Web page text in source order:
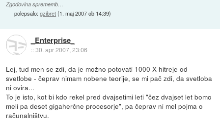
Zgodovina sprememb…
polepsalo:gzibret(1. maj 2007 ob 14:39)
_Enterprise_
::30. apr 2007, 23:06
Lej, tud men se zdi, da je možno potovati 1000 X hitreje od
svetlobe - čeprav nimam nobene teorije, se mi pač zdi, da svetloba
ni ovira...
To je isto, kot bi kdo rekel pred dvajsetimi leti "čez dvajset let bomo
meli pa deset gigaherčne procesorje", pa čeprav ni mel pojma o
računalništvu.